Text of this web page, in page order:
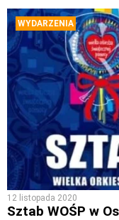
WYDARZENIA
12 listopada 2020
Sztab WOŚP w